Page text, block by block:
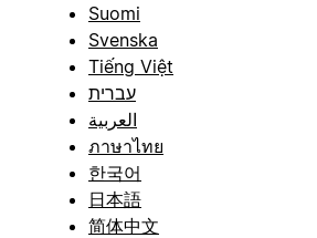
Suomi
Svenska
Tiếng Việt
עברית
العربية
ภาษาไทย
한국어
日本語
简体中文